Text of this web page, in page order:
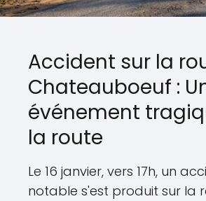
Accident sur la
Chateauboeuf :
événement
la route
Le 16 janvier, vers 17h, un
notable s'est produit sur la